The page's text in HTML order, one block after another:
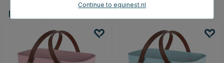
Dit vind je misschien ook leuk
Continue to equinest.nl